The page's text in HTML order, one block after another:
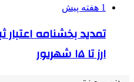
1 هفته پیش
تمدید بخشنامه
ارز تا ۱۵ شهریور